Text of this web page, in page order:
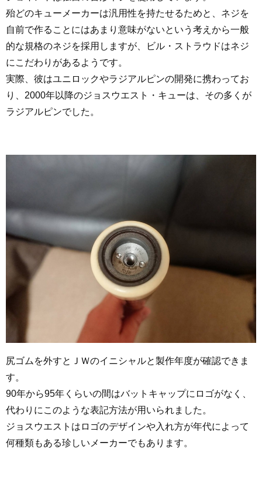
殆どのキューメーカーは汎用性を持たせるためと、ネジを
自前で作ることにはあまり意味がないという考えから一般
的な規格のネジを採用しますが、ビル・ストラウドはネジ
にこだわりがあるようです。
実際、彼はユニロックやラジアルピンの開発に携わってお
り、2000年以降のジョスウエスト・キューは、その多くが
ラジアルピンでした。
尻ゴムを外すとＪＷのイニシャルと製作年度が確認できま
す。
90年から95年くらいの間はバットキャップにロゴがなく、
代わりにこのような表記方法が用いられました。
ジョスウエストはロゴのデザインや入れ方が年代によって
何種類もある珍しいメーカーでもあります。